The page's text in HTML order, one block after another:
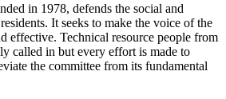
in 1978, defends the social and
It seeks to make the voice of the
effective. Technical resource people from
called in but every effort is made to
the committee from its fundamental